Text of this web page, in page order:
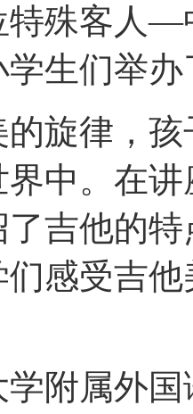
特殊客人—
生们举
旋律，
中。在
吉他的
感受吉
附属外